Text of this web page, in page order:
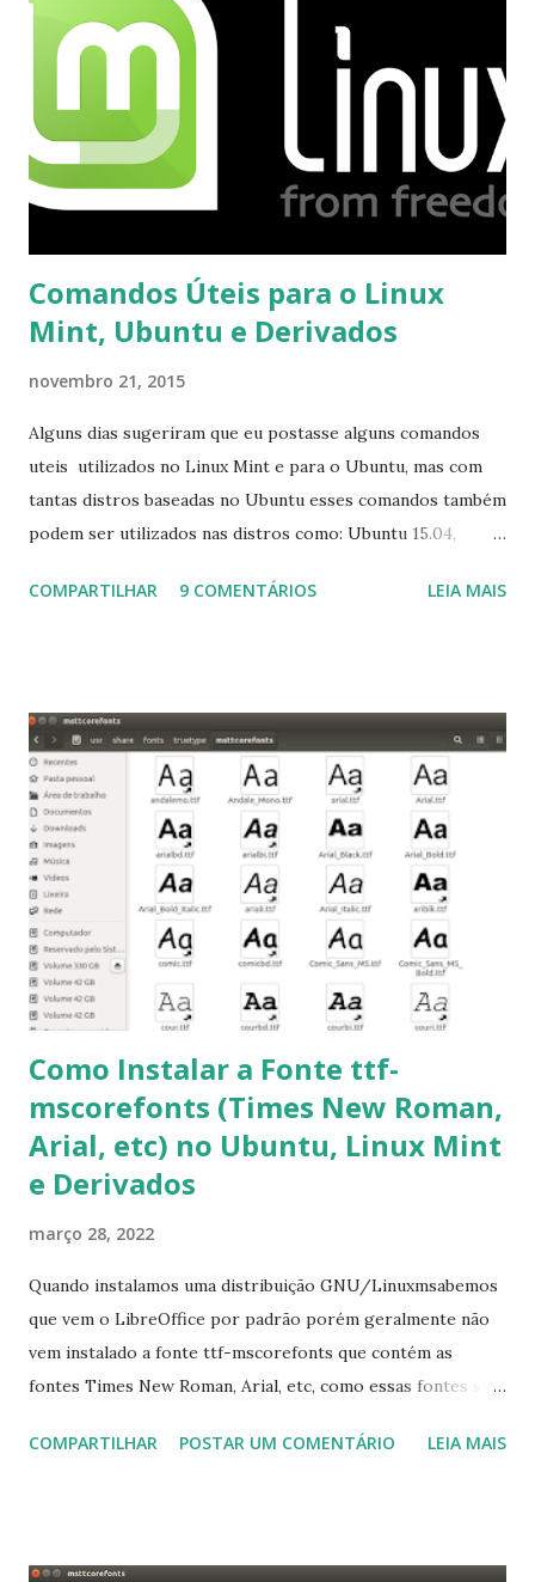
opções e o Pidgin, que se mostra como opção.
Comandos Úteis para o Linux
Mint, Ubuntu e Derivados
novembro 21, 2015
Alguns dias sugeriram que eu postasse alguns comandos
uteis utilizados no Linux Mint e para o Ubuntu, mas com
tantas distros baseadas no Ubuntu esses comandos também
podem ser utilizados nas distros como: Ubuntu 15.04,
Linux Mint 17, Pinguy OS 14.04, Elementary OS 0.3, Deepin
para usuários iniciantes... 1- Atualizar a lista de pacotes: $
sudo apt-get update 2- Atualizar toda a distro: $ sudo apt-
get -f dist-upgrade ou update-manager -d -c 3- Instalar
pacotes: $ sudo apt-get install [nome do pacote] 4-
Procurar arquivos corrompidos: $ sudo apt-get check 5-
Corrigir problemas de dependências, concluir instalação de
pacotes pendentes e outros erros: $ sudo apt-get -f install
6- Se o comando sudo apt-get -f install nã...
COMPARTILHAR 9 COMENTÁRIOS LEIA MAIS
Como Instalar a Fonte ttf-
mscorefonts (Times New Roman,
Arial, etc) no Ubuntu, Linux Mint
e Derivados
março 28, 2022
Quando instalamos uma distribuição GNU/Linuxmsabemos
que vem o LibreOffice por padrão porém geralmente não
vem instalado a fonte ttf-mscorefonts que contém as
fontes Times New Roman, Arial, etc, como essas fontes são
a Associação Brasileira de Normas Técnicas (ABNT), exige
COMPARTILHAR POSTAR UM COMENTÁRIO LEIA MAIS